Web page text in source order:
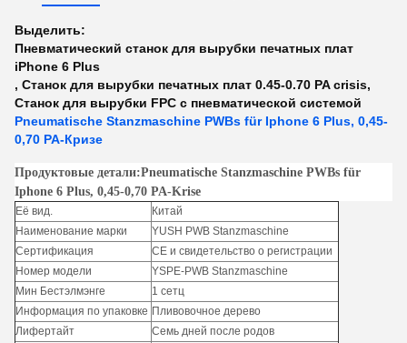
Выделить:
Пневматический станок для вырубки печатных плат
iPhone 6 Plus
, Станок для вырубки печатных плат 0.45-0.70 PA crisis,
Станок для вырубки FPC с пневматической системой
Pneumatische Stanzmaschine PWBs für Iphone 6 Plus, 0,45-
0,70 PA-Кризе
Продуктовые детали:Pneumatische Stanzmaschine PWBs für
Iphone 6 Plus, 0,45-0,70 PA-Krise
Её вид.
Китай
Наименование марки
YUSH PWB Stanzmaschine
Сертификация
СЕ и свидетельство о регистрации
Номер модели
YSPE-PWB Stanzmaschine
Мин Бестэлмэнге
1 сетц
Информация по упаковке Пливовочное дерево
Лифертайт
Семь дней после родов